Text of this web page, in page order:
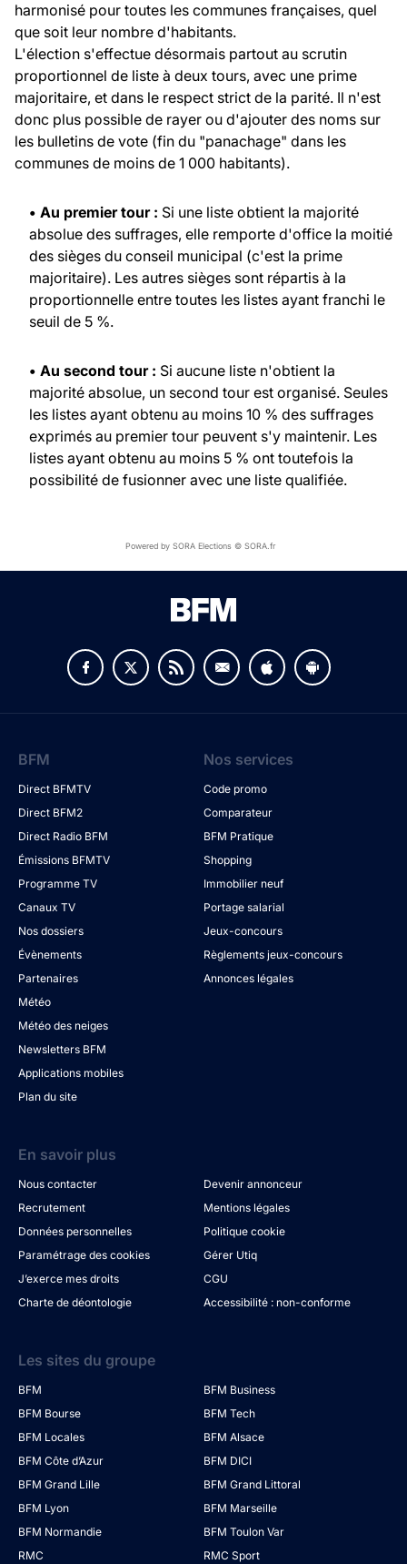
harmonisé pour toutes les communes françaises, quel
que soit leur nombre d'habitants.
L'élection s'effectue désormais partout au scrutin
proportionnel de liste à deux tours, avec une prime
majoritaire, et dans le respect strict de la parité. Il n'est
donc plus possible de rayer ou d'ajouter des noms sur
les bulletins de vote (fin du "panachage" dans les
communes de moins de 1 000 habitants).
• Au premier tour : Si une liste obtient la majorité
absolue des suffrages, elle remporte d'office la moitié
des sièges du conseil municipal (c'est la prime
majoritaire). Les autres sièges sont répartis à la
proportionnelle entre toutes les listes ayant franchi le
seuil de 5 %.
• Au second tour : Si aucune liste n'obtient la
majorité absolue, un second tour est organisé. Seules
les listes ayant obtenu au moins 10 % des suffrages
exprimés au premier tour peuvent s'y maintenir. Les
listes ayant obtenu au moins 5 % ont toutefois la
possibilité de fusionner avec une liste qualifiée.
Powered by SORA Elections © SORA.fr
BFM
Direct BFMTV
Direct BFM2
Direct Radio BFM
Émissions BFMTV
Programme TV
Canaux TV
Nos dossiers
Évènements
Partenaires
Météo
Météo des neiges
Newsletters BFM
Applications mobiles
Plan du site
Nos services
Code promo
Comparateur
BFM Pratique
Shopping
Immobilier neuf
Portage salarial
Jeux-concours
Règlements jeux-concours
Annonces légales
En savoir plus
Nous contacter
Devenir annonceur
Recrutement
Mentions légales
Données personnelles
Politique cookie
Paramétrage des cookies
Gérer Utiq
J’exerce mes droits
CGU
Charte de déontologie
Accessibilité : non-conforme
Les sites du groupe
BFM
BFM Business
BFM Bourse
BFM Tech
BFM Locales
BFM Alsace
BFM Côte d’Azur
BFM DICI
BFM Grand Lille
BFM Grand Littoral
BFM Lyon
BFM Marseille
BFM Normandie
BFM Toulon Var
RMC
RMC Sport